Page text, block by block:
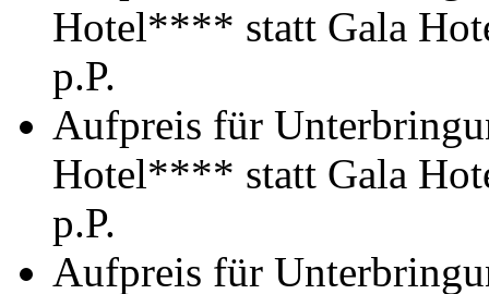
Hotel**** statt Gala
p.P.
Aufpreis für
Hotel**** statt Gala
p.P.
Aufpreis für